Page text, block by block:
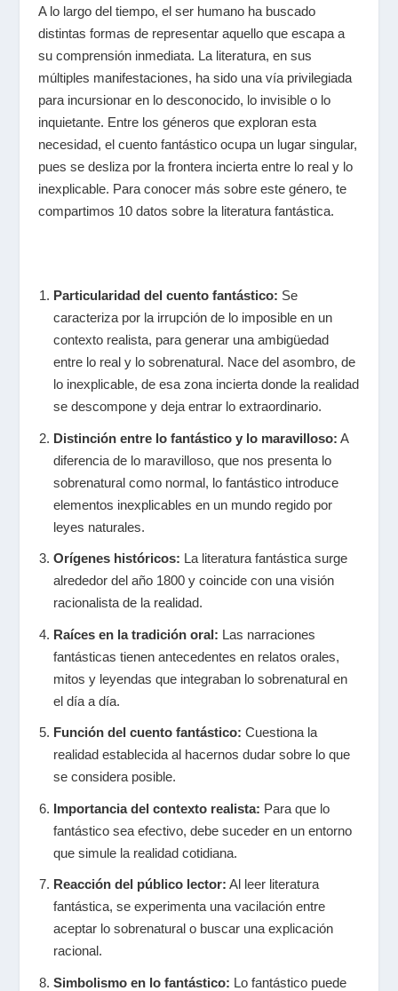
A lo largo del tiempo, el ser humano ha buscado
distintas formas de representar aquello que escapa a
su comprensión inmediata. La literatura, en sus
múltiples manifestaciones, ha sido una vía privilegiada
para incursionar en lo desconocido, lo invisible o lo
inquietante. Entre los géneros que exploran esta
necesidad, el cuento fantástico ocupa un lugar singular,
pues se desliza por la frontera incierta entre lo real y lo
inexplicable. Para conocer más sobre este género, te
compartimos 10 datos sobre la literatura fantástica.
Particularidad del cuento fantástico: Se
caracteriza por la irrupción de lo imposible en un
contexto realista, para generar una ambigüedad
entre lo real y lo sobrenatural. Nace del asombro, de
lo inexplicable, de esa zona incierta donde la realidad
se descompone y deja entrar lo extraordinario.
Distinción entre lo fantástico y lo maravilloso: A
diferencia de lo maravilloso, que nos presenta lo
sobrenatural como normal, lo fantástico introduce
elementos inexplicables en un mundo regido por
leyes naturales.
Orígenes históricos: La literatura fantástica surge
alrededor del año 1800 y coincide con una visión
racionalista de la realidad.
Raíces en la tradición oral: Las narraciones
fantásticas tienen antecedentes en relatos orales,
mitos y leyendas que integraban lo sobrenatural en
el día a día.
Función del cuento fantástico: Cuestiona la
realidad establecida al hacernos dudar sobre lo que
se considera posible.
Importancia del contexto realista: Para que lo
fantástico sea efectivo, debe suceder en un entorno
que simule la realidad cotidiana.
Reacción del público lector: Al leer literatura
fantástica, se experimenta una vacilación entre
aceptar lo sobrenatural o buscar una explicación
racional.
Simbolismo en lo fantástico: Lo fantástico puede